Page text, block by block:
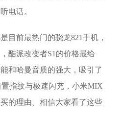
电话。
目前最热门的骁龙821手机，
酷派改变者S1的价格最给
和哈曼音质的强大，吸引了
指纹与极速闪充，小米MIX
的理由。相信大家看了这些